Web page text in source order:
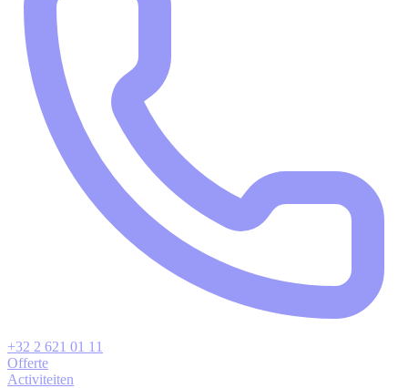
+32 2 621 01 11
Offerte
Activiteiten